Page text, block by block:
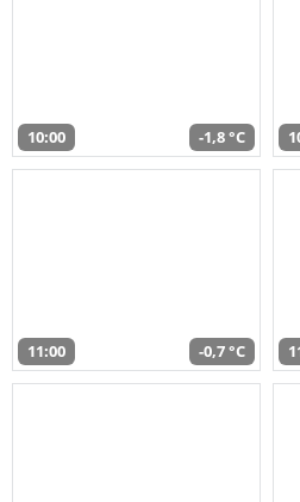
10:00 -1,8 °C
11:00 -0,7 °C